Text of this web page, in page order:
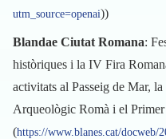
utm_source=openai))
Blandae Ciutat Romana:
històriques i la IV Fira
activitats al Passeig de Mar,
Arqueològic Romà i el
(https://www.blanes.cat/docweb/